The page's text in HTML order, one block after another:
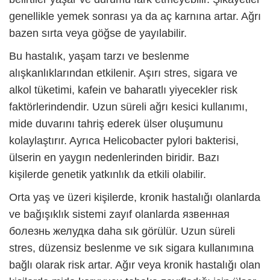
genellikle yemek sonrası ya da aç karnına artar. Ağrı
bazen sırta veya göğse de yayılabilir.
Bu hastalık, yaşam tarzı ve beslenme
alışkanlıklarından etkilenir. Aşırı stres, sigara ve
alkol tüketimi, kafein ve baharatlı yiyecekler risk
faktörlerindendir. Uzun süreli ağrı kesici kullanımı,
mide duvarını tahriş ederek ülser oluşumunu
kolaylaştırır. Ayrıca Helicobacter pylori bakterisi,
ülserin en yaygın nedenlerinden biridir. Bazı
kişilerde genetik yatkınlık da etkili olabilir.
Orta yaş ve üzeri kişilerde, kronik hastalığı olanlarda
ve bağışıklık sistemi zayıf olanlarda язвенная
болезнь желудка daha sık görülür. Uzun süreli
stres, düzensiz beslenme ve sık sigara kullanımına
bağlı olarak risk artar. Ağır veya kronik hastalığı olan